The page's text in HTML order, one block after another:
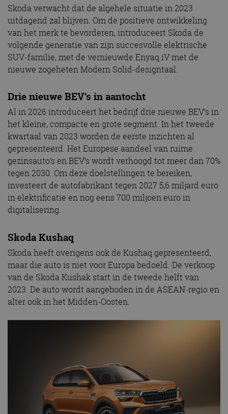
Skoda verwacht dat de algehele situatie in 2023
uitdagend zal blijven. Om de positieve ontwikkeling
van het merk te bevorderen, introduceert Skoda de
volgende generatie van zijn succesvolle elektrische
SUV-familie, met de vernieuwde Enyaq iV met de
nieuwe zogeheten Modern Solid-designtaal.
Drie nieuwe BEV’s in aantocht
Al in 2026 introduceert het bedrijf drie nieuwe BEV’s in
het kleine, compacte en grote segment. In het tweede
kwartaal van 2023 worden de eerste inzichten al
gepresenteerd. Het Europese aandeel van ruime
gezinsauto’s en BEV’s wordt verhoogd tot meer dan 70%
tegen 2030. Om deze doelstellingen te bereiken,
investeert de autofabrikant tegen 2027 5,6 miljard euro
in elektrificatie en nog eens 700 miljoen euro in
digitalisering.
Skoda Kushaq
Skoda heeft overigens ook de Kushaq gepresenteerd,
maar die auto is niet voor Europa bedoeld. De verkoop
van de Skoda Kushak start in de tweede helft van
2023. De auto wordt aangeboden in de ASEAN-regio en
alter ook in het Midden-Oosten.